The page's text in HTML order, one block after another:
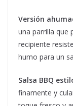
Versión
una parrilla que
recipiente
humo para un
Salsa BBQ
finamente y